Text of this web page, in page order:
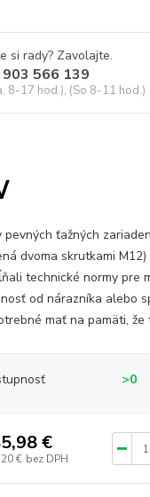
si rady? Zavolajte.
566 139
8-17 hod.), (So 8-11 hod.)
pevných ťažných
dvoma skrutkami
technické normy pre
od nárazníka alebo
mať na pamäti, že
>0
€
€ bez DPH